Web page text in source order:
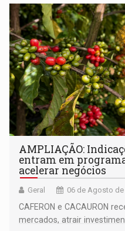
AMPLIAÇÃO:
entram em
acelerar negócios
Geral 06 de Agosto de
CAFERON e CACAURON
mercados, atrair